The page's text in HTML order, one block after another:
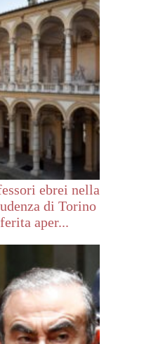
ebrei nella
di Torino
aper...